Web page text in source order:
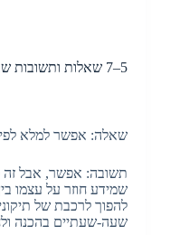
5–7 שאלות ותשובות שאנשים תמיד שואלים (ובצדק)
שאלה: אפשר למלא לפי
תשובה: אפשר, אבל זה
שמידע חוזר על עצמו
להפוך לרכבת של
שעה-שעתיים בהכנה